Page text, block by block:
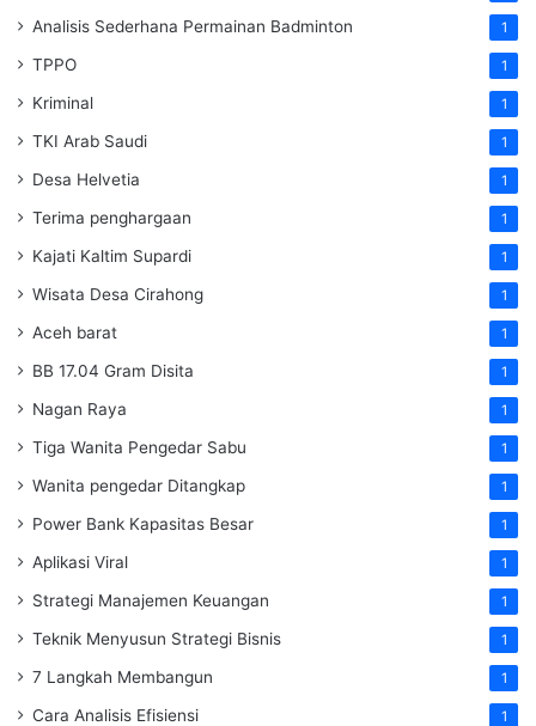
Analisis Sederhana Permainan Badminton 1
TPPO 1
Kriminal 1
TKI Arab Saudi 1
Desa Helvetia 1
Terima penghargaan 1
Kajati Kaltim Supardi 1
Wisata Desa Cirahong 1
Aceh barat 1
BB 17.04 Gram Disita 1
Nagan Raya 1
Tiga Wanita Pengedar Sabu 1
Wanita pengedar Ditangkap 1
Power Bank Kapasitas Besar 1
Aplikasi Viral 1
Strategi Manajemen Keuangan 1
Teknik Menyusun Strategi Bisnis 1
7 Langkah Membangun 1
Cara Analisis Efisiensi 1